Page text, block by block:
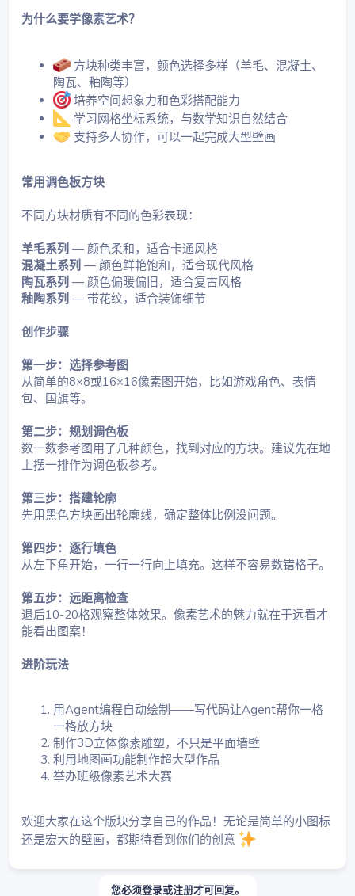
为什么要学像素艺术？
方块种类丰富，颜色选择多样（羊毛、混凝土、
陶瓦、釉陶等）
培养空间想象力和色彩搭配能力
学习网格坐标系统，与数学知识自然结合
支持多人协作，可以一起完成大型壁画
常用调色板方块
不同方块材质有不同的色彩表现：
羊毛系列 — 颜色柔和，适合卡通风格
混凝土系列 — 颜色鲜艳饱和，适合现代风格
陶瓦系列 — 颜色偏暖偏旧，适合复古风格
釉陶系列 — 带花纹，适合装饰细节
创作步骤
第一步：选择参考图
从简单的8×8或16×16像素图开始，比如游戏角色、表情
包、国旗等。
第二步：规划调色板
数一数参考图用了几种颜色，找到对应的方块。建议先在地
上摆一排作为调色板参考。
第三步：搭建轮廓
先用黑色方块画出轮廓线，确定整体比例没问题。
第四步：逐行填色
从左下角开始，一行一行向上填充。这样不容易数错格子。
第五步：远距离检查
退后10-20格观察整体效果。像素艺术的魅力就在于远看才
能看出图案！
进阶玩法
用Agent编程自动绘制——写代码让Agent帮你一格
一格放方块
制作3D立体像素雕塑，不只是平面墙壁
利用地图画功能制作超大型作品
举办班级像素艺术大赛
欢迎大家在这个版块分享自己的作品！无论是简单的小图标
还是宏大的壁画，都期待看到你们的创意
您必须登录或注册才可回复。